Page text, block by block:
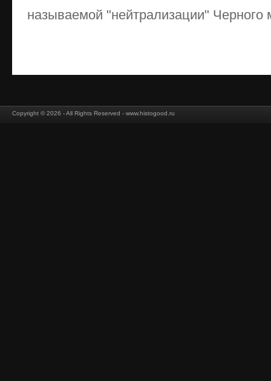
называемой "нейтрализации" Черного
Copyright © 2026 - All Rights Reserved - www.histogood.ru